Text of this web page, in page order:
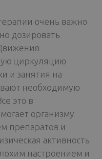
очень важно
дозировать
циркуляцию
и занятия на
необходимую
это в
организму
препаратов и
активность
настроением и